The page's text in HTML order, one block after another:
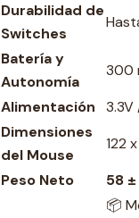
Durabilidad de
Switches
Batería y
Autonomía
300
Alimentación
3.3V
Dimensiones
del Mouse
122
Peso Neto
58
📦